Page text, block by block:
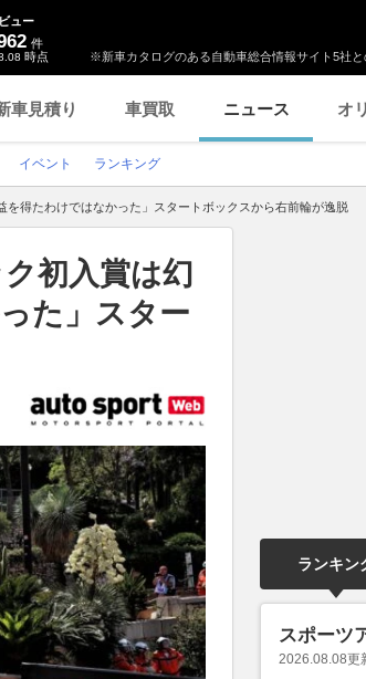
※新車カタログのある自動車総合情報サイト5社と
ュー
件
時点
車見積り 車買取 ニュース オ
イベント ランキング
得たわけではなかった」スタートボックスから右前輪が逸脱
初入賞は幻
た」スター
ランキン
スポーツ
2026.08.08更